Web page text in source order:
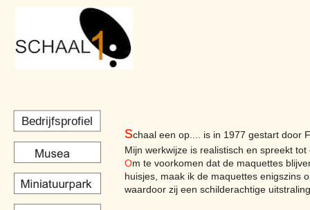
Bedrijfsprofiel
schaal een op.... is in 1977 gestart door
Mijn werkwijze is realistisch en spreekt
Om te voorkomen dat de maquettes
huisjes, maak ik de maquettes enigszins
waardoor zij een schilderachtige